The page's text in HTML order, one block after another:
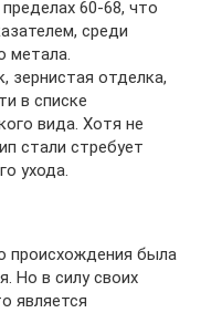
60-68, что
среди
метала.
зернистая отделка,
в списке
вида. Хотя не
стали стребует
ухода.
происхождения была
Но в силу своих
является